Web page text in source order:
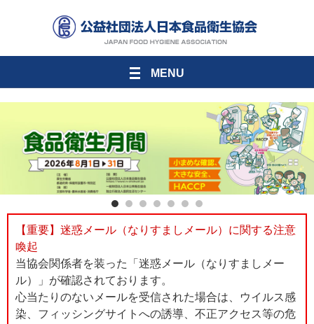
MENU
【重要】迷惑メール（なりすましメール）に関する注意
喚起
当協会関係者を装った「迷惑メール（なりすましメー
ル）」が確認されております。
心当たりのないメールを受信された場合は、ウイルス感
染、フィッシングサイトへの誘導、不正アクセス等の危